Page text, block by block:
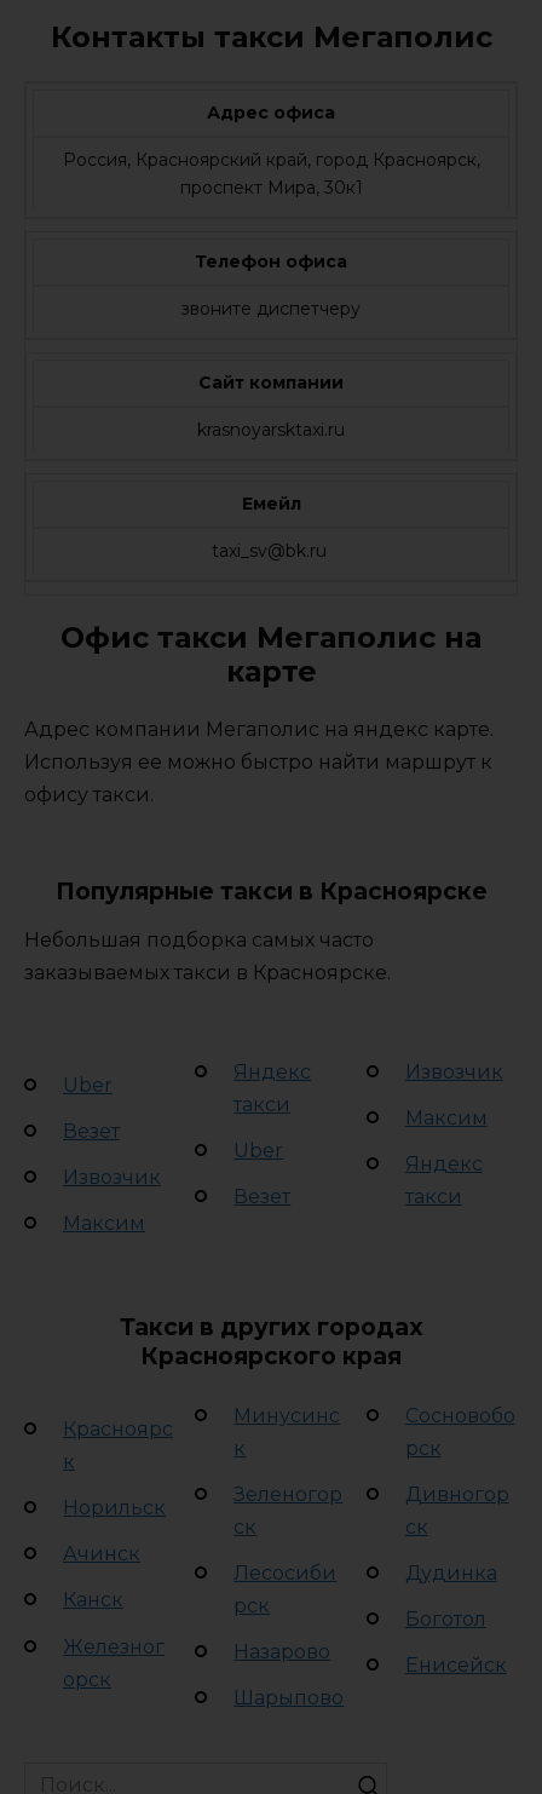
Контакты такси Мегаполис
Адрес офиса
Россия, Красноярский край, город Красноярск,
проспект Мира, 30к1
Телефон офиса
звоните диспетчеру
Сайт компании
krasnoyarsktaxi.ru
Емейл
taxi_sv@bk.ru
Офис такси Мегаполис на
карте
Адрес компании Мегаполис на яндекс карте.
Используя ее можно быстро найти маршрут к
офису такси.
Популярные такси в Красноярске
Небольшая подборка самых часто
заказываемых такси в Красноярске.
Uber
Везет
Извозчик
Максим
Яндекс
такси
Uber
Везет
Извозчик
Максим
Яндекс
такси
Такси в других городах
Красноярского края
Красноярс
к
Норильск
Ачинск
Канск
Железног
орск
Минусинс
к
Зеленогор
ск
Лесосиби
рск
Назарово
Шарыпово
Сосновобо
рск
Дивногор
ск
Дудинка
Боготол
Енисейск
Search